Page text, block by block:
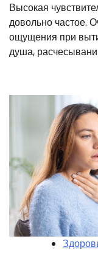
Высокая
довольно частое.
ощущения при
душа,